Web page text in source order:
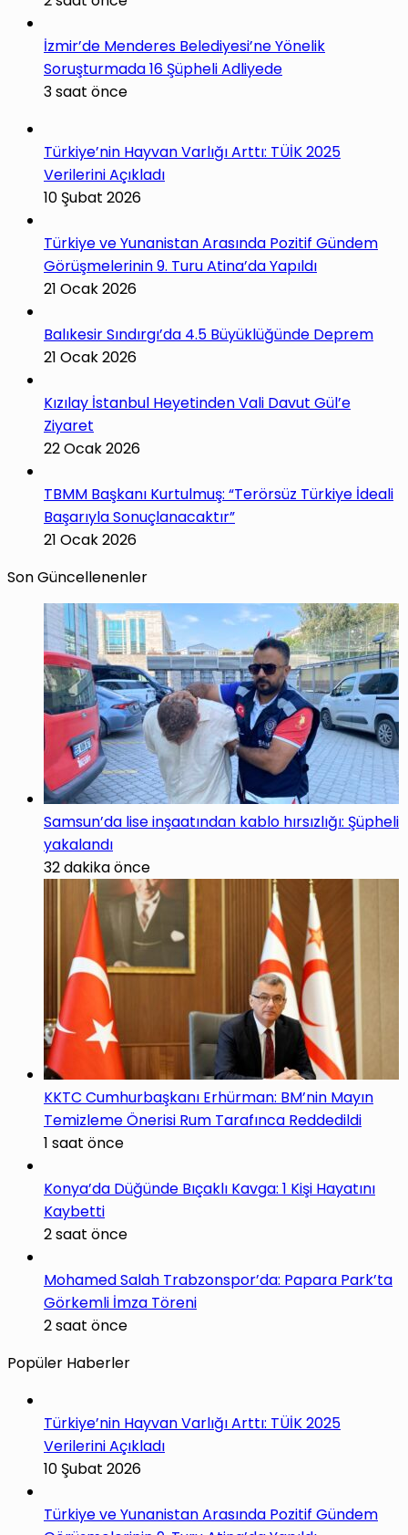
İzmir’de Menderes Belediyesi’ne Yönelik
Soruşturmada 16 Şüpheli Adliyede
3 saat önce
Türkiye’nin Hayvan Varlığı Arttı: TÜİK 2025
Verilerini Açıkladı
10 Şubat 2026
Türkiye ve Yunanistan Arasında Pozitif Gündem
Görüşmelerinin 9. Turu Atina’da Yapıldı
21 Ocak 2026
Balıkesir Sındırgı’da 4.5 Büyüklüğünde Deprem
21 Ocak 2026
Kızılay İstanbul Heyetinden Vali Davut Gül’e
Ziyaret
22 Ocak 2026
TBMM Başkanı Kurtulmuş: “Terörsüz Türkiye İdeali
Başarıyla Sonuçlanacaktır”
21 Ocak 2026
Son Güncellenenler
Samsun’da lise inşaatından kablo hırsızlığı: Şüpheli
yakalandı
32 dakika önce
KKTC Cumhurbaşkanı Erhürman: BM’nin Mayın
Temizleme Önerisi Rum Tarafınca Reddedildi
1 saat önce
Konya’da Düğünde Bıçaklı Kavga: 1 Kişi Hayatını
Kaybetti
2 saat önce
Mohamed Salah Trabzonspor’da: Papara Park’ta
Görkemli İmza Töreni
2 saat önce
Popüler Haberler
Türkiye’nin Hayvan Varlığı Arttı: TÜİK 2025
Verilerini Açıkladı
10 Şubat 2026
Türkiye ve Yunanistan Arasında Pozitif Gündem